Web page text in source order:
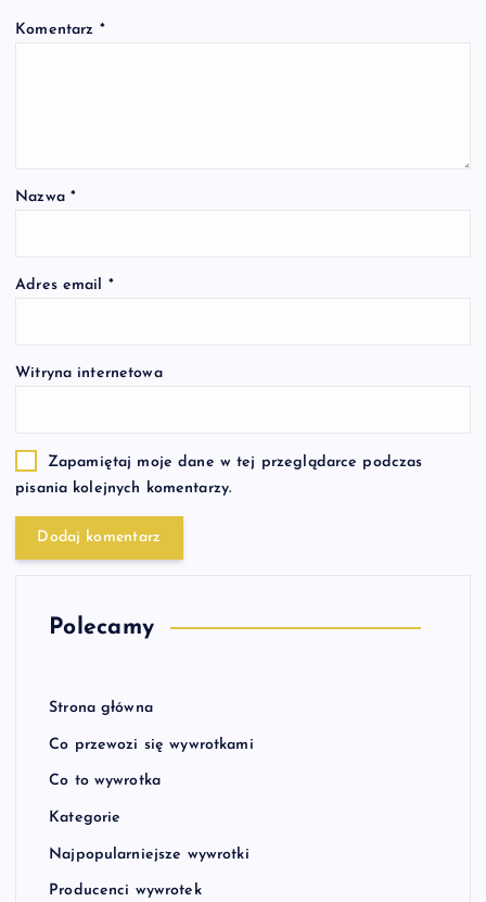
Komentarz *
Nazwa *
Adres email *
Witryna internetowa
Zapamiętaj moje dane w tej przeglądarce podczas
pisania kolejnych komentarzy.
Polecamy
Strona główna
Co przewozi się wywrotkami
Co to wywrotka
Kategorie
Najpopularniejsze wywrotki
Producenci wywrotek